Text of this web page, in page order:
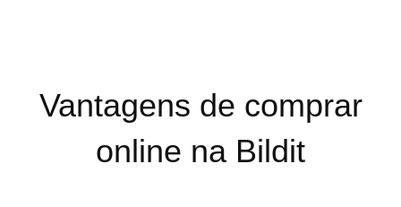
Vantagens de comprar
online na Bildit